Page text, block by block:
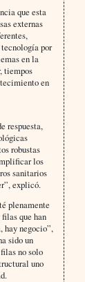
que esta
externas
por
en la
tiempos
en
respuesta,
robustas
los
sanitarios
explicó.
plenamente
que han
hay negocio”,
sido un
no solo
uno